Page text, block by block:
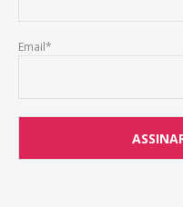
Email*